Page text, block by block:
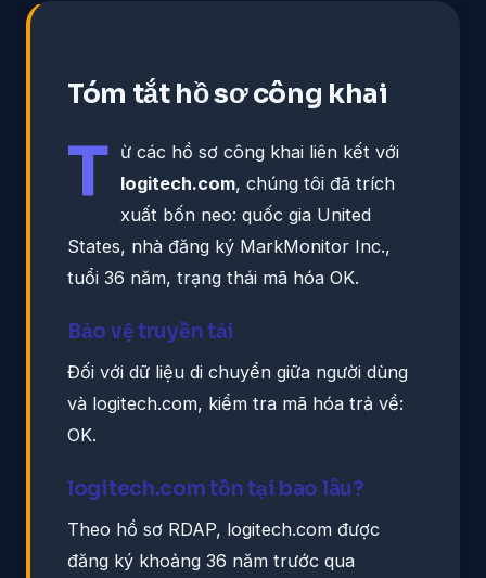
Tóm tắt hồ sơ công khai
T ừ các hồ sơ công khai liên kết với
logitech.com, chúng tôi đã trích
xuất bốn neo: quốc gia United
States, nhà đăng ký MarkMonitor Inc.,
tuổi 36 năm, trạng thái mã hóa OK.
Bảo vệ truyền tải
Đối với dữ liệu di chuyển giữa người dùng
và logitech.com, kiểm tra mã hóa trả về:
OK.
logitech.com tồn tại bao lâu?
Theo hồ sơ RDAP, logitech.com được
đăng ký khoảng 36 năm trước qua